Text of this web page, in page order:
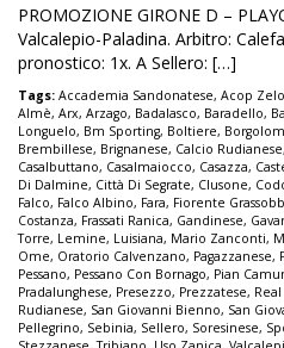
PROMOZIONE GIRONE D –
Valcalepio-Paladina. Arbitro:
pronostico: 1x. A Sellero: […]
Tags: Accademia Sandonatese, Acop Zelo
Almè, Arx, Arzago, Badalasco, Baradello,
Longuelo, Bm Sporting, Boltiere,
Brembillese, Brignanese, Calcio Rudianese,
Casalbuttano, Casalmaiocco, Casazza,
Di Dalmine, Città Di Segrate, Clusone,
Falco, Falco Albino, Fara, Fiorente
Costanza, Frassati Ranica, Gandinese,
Torre, Lemine, Luisiana, Mario Zanconti,
Ome, Oratorio Calvenzano, Pagazzanese,
Pessano, Pessano Con Bornago, Pian
Pradalunghese, Presezzo, Prezzatese, Real
Rudianese, San Giovanni Bienno, San
Pellegrino, Sebinia, Sellero, Soresinese,